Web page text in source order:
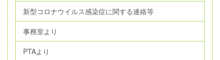
新型コロナウイルス感染症に関する連絡等
事務室より
PTAより